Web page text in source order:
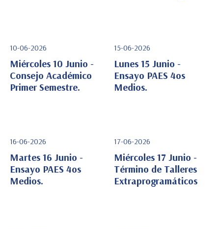
Ver Detalle
10-06-2026
Miércoles 10 Junio -
Consejo Académico
Primer Semestre.
Ver Detalle
15-06-2026
Lunes 15 Junio -
Ensayo PAES 4os
Medios.
Ver Detalle
16-06-2026
Martes 16 Junio -
Ensayo PAES 4os
Medios.
Ver Detalle
17-06-2026
Miércoles 17 Junio -
Término de Talleres
Extraprogramáticos